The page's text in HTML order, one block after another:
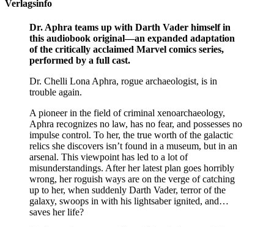
Verlagsinfo
Dr. Aphra teams up with Darth Vader himself in
this audiobook original—an expanded adaptation
of the critically acclaimed Marvel comics series,
performed by a full cast.
Dr. Chelli Lona Aphra, rogue archaeologist, is in
trouble again.
A pioneer in the field of criminal xenoarchaeology,
Aphra recognizes no law, has no fear, and possesses no
impulse control. To her, the true worth of the galactic
relics she discovers isn’t found in a museum, but in an
arsenal. This viewpoint has led to a lot of
misunderstandings. After her latest plan goes horribly
wrong, her roguish ways are on the verge of catching
up to her, when suddenly Darth Vader, terror of the
galaxy, swoops in with his lightsaber ignited, and…
saves her life?